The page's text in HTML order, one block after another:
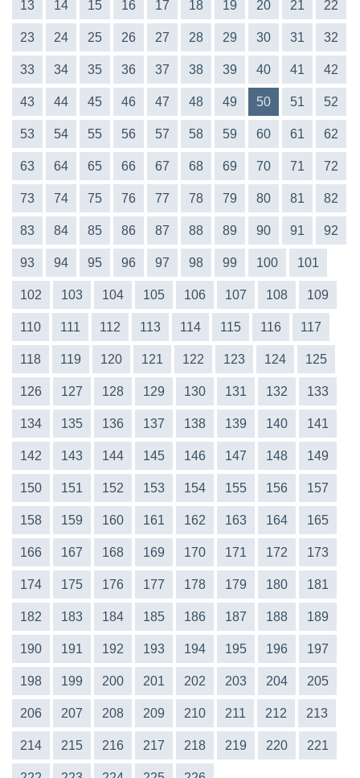
13 14 15 16 17 18 19 20 21 22
23 24 25 26 27 28 29 30 31 32
33 34 35 36 37 38 39 40 41 42
43 44 45 46 47 48 49 50 51 52
53 54 55 56 57 58 59 60 61 62
63 64 65 66 67 68 69 70 71 72
73 74 75 76 77 78 79 80 81 82
83 84 85 86 87 88 89 90 91 92
93 94 95 96 97 98 99 100 101
102 103 104 105 106 107 108 109
110 111 112 113 114 115 116 117
118 119 120 121 122 123 124 125
126 127 128 129 130 131 132 133
134 135 136 137 138 139 140 141
142 143 144 145 146 147 148 149
150 151 152 153 154 155 156 157
158 159 160 161 162 163 164 165
166 167 168 169 170 171 172 173
174 175 176 177 178 179 180 181
182 183 184 185 186 187 188 189
190 191 192 193 194 195 196 197
198 199 200 201 202 203 204 205
206 207 208 209 210 211 212 213
214 215 216 217 218 219 220 221